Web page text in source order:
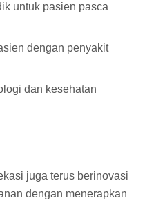
untuk pasien pasca
dengan penyakit
dan kesehatan
juga terus berinovasi
dengan menerapkan